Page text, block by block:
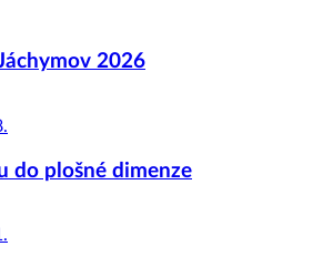
2026
do plošné dimenze